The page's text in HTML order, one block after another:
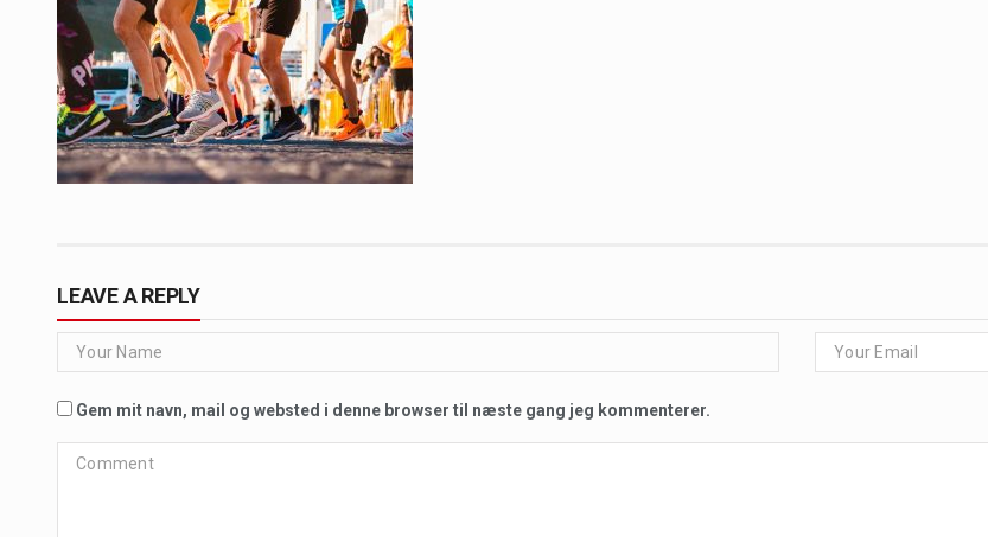
LEAVE A REPLY
Gem mit navn, mail og websted i denne browser til næste gang jeg kommenterer.